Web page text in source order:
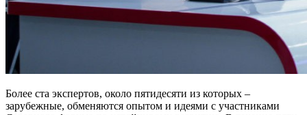
Более ста экспертов, около пятидесяти из которых –
зарубежные, обменяются опытом и идеями с участниками